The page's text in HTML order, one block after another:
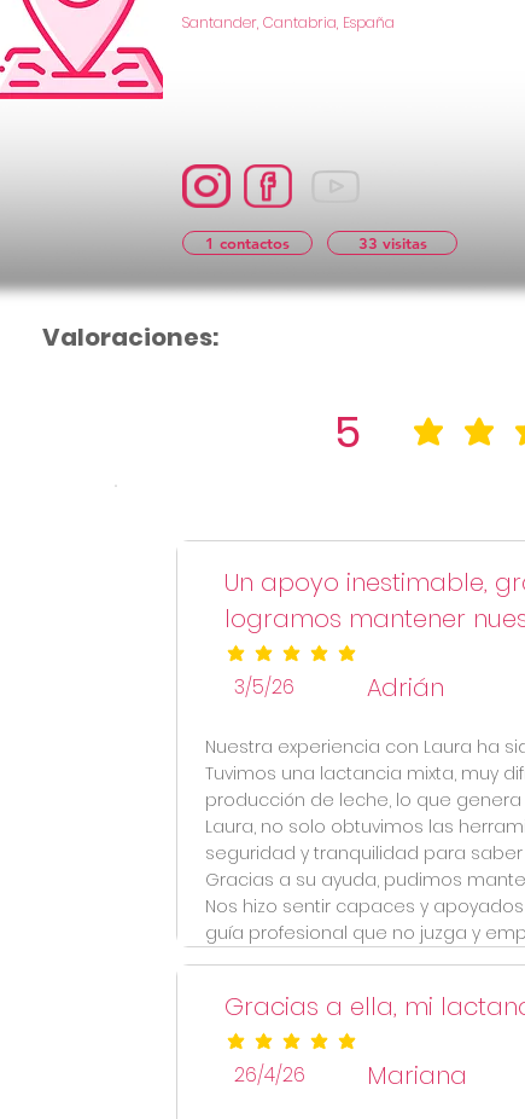
Santander, Cantabria, España
1 contactos 33 visitas
Valoraciones:
5
Un apoyo inestimable,
logramos mantener
la calificación promedio es 5 de 5
3/5/26 Adrián
Nuestra experiencia con Laura ha
Tuvimos una lactancia mixta, muy
producción de leche, lo que
Laura, no solo obtuvimos las
seguridad y tranquilidad para
Gracias a su ayuda, pudimos
Nos hizo sentir capaces y
guía profesional que no juzga y
Gracias a ella, mi
la calificación promedio es 5 de 5
26/4/26 Mariana